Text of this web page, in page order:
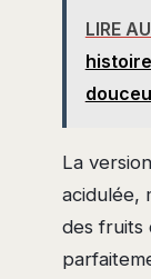
LIRE
La
acidulée,
des fruits